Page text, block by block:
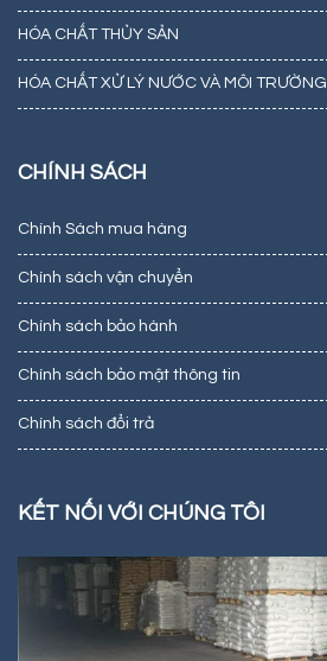
HÓA CHẤT THỦY SẢN
HÓA CHẤT XỬ LÝ NƯỚC VÀ MÔI TRƯỜNG
CHÍNH SÁCH
Chính Sách mua hàng
Chính sách vận chuyển
Chính sách bảo hành
Chính sách bảo mật thông tin
Chính sách đổi trả
KẾT NỐI VỚI CHÚNG TÔI